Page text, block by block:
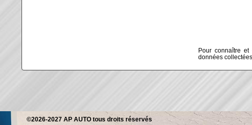
Pour connaître
données
©2026-2027 AP AUTO tous droits réservés